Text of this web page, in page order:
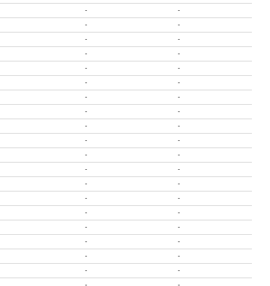
-
-
-
-
-
-
-
-
-
-
-
-
-
-
-
-
-
-
-
-
-
-
-
-
-
-
-
-
-
-
-
-
-
-
-
-
-
-